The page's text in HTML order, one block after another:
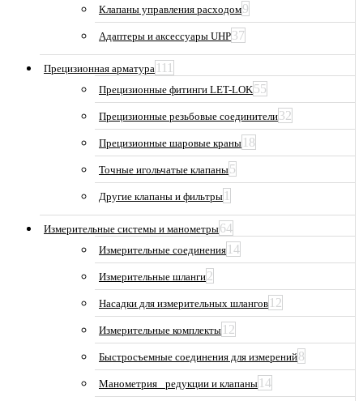
Клапаны управления расходом9
Адаптеры и аксессуары UHP37
Прецизионная арматура 111
Прецизионные фитинги LET-LOK55
Прецизионные резьбовые соединители32
Прецизионные шаровые краны 18
Точные игольчатые клапаны5
Другие клапаны и фильтры 1
Измерительные системы и манометры64
Измерительные соединения 14
Измерительные шланги2
Насадки для измерительных шлангов 12
Измерительные комплекты 12
Быстросъемные соединения для измерений8
Манометрия_ редукции и клапаны 14